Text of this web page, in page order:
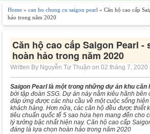
Home » can ho chung cu saigon pearl » Căn hộ cao cấp
hảo trong năm 2020
Căn hộ cao cấp Saigon Pearl -
hoàn hảo trong năm 2020
Written By Nguyễn Tư Thuận on 02 tháng 7, 2020
Saigon Pearl là một trong những dự án khu căn
bởi tập đoàn SSG. Dự án này nằm kiêu hãnh bên
đáp ứng được các nhu cầu về một cuộc sống
khách hàng. Hơn nữa, các căn hộ đều được thiết
tiêu chuẩn quốc tế 5 sao hứa hẹn mang đến cho
lý tưởng bậc nhất hiện nay. Căn hộ cao cấp
đáng là lựa chọn hoàn hảo trong năm 2020